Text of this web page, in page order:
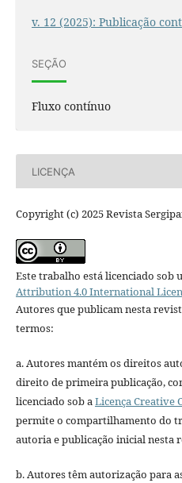
v. 12 (2025): Publicação
SEÇÃO
Fluxo contínuo
LICENÇA
Copyright (c) 2025 Revista
Este trabalho está licenciado sob
Attribution 4.0 International
Autores que publicam nesta
termos:
a. Autores mantém os direitos
direito de primeira publicação,
licenciado sob aLicença Creative
permite o compartilhamento do
autoria e publicação inicial nesta
b. Autores têm autorização para